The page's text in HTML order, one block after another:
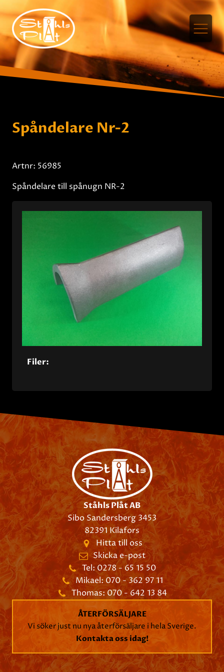
Spåndelare Nr-2
Artnr: 56985
Spåndelare till spånugn NR-2
Filer:
Ståhls Plåt AB
Sibo Sandersberg 3453
82391 Kilafors
Hitta till oss
Skicka e-post
Tel: 0278 - 65 15 50
Mikael: 070 - 362 97 11
Thomas: 070 - 642 13 84
ÅTERFÖRSÄLJARE
Vi söker just nu nya återförsäljare i hela Sverige.
Kontakta oss idag!